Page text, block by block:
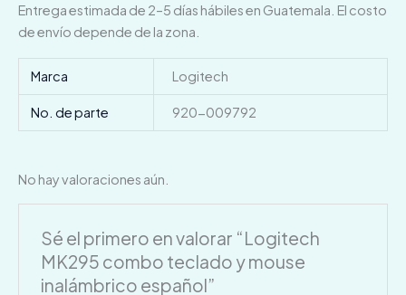
Entrega estimada de 2–5 días hábiles en Guatemala. El costo
de envío depende de la zona.
Marca Logitech
No. de parte 920-009792
No hay valoraciones aún.
Sé el primero en valorar “Logitech
MK295 combo teclado y mouse
inalámbrico español”